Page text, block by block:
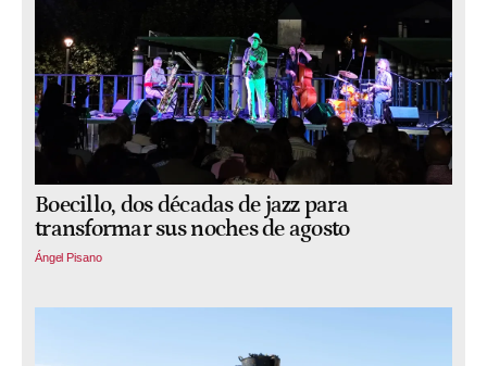
Boecillo, dos décadas de jazz para
transformar sus noches de agosto
Ángel Pisano